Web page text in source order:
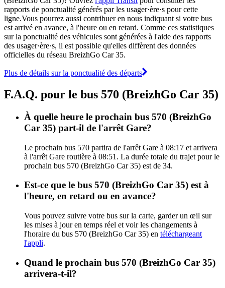
rapports de ponctualité générés par les usager·ère·s pour cette
ligne.Vous pourrez aussi contribuer en nous indiquant si votre bus
est arrivé en avance, à l'heure ou en retard. Comme ces statistiques
sur la ponctualité des véhicules sont générées à l'aide des rapports
des usager·ère·s, il est possible qu'elles diffèrent des données
officielles du réseau BreizhGo Car 35.
Plus de détails sur la ponctualité des départs
F.A.Q. pour le bus 570 (BreizhGo Car 35)
À quelle heure le prochain bus 570 (BreizhGo
Car 35) part-il de l'arrêt Gare?
Le prochain bus 570 partira de l'arrêt Gare à 08:17 et arrivera
à l'arrêt Gare routière à 08:51. La durée totale du trajet pour le
prochain bus 570 (BreizhGo Car 35) est de 34.
Est-ce que le bus 570 (BreizhGo Car 35) est à
l'heure, en retard ou en avance?
Vous pouvez suivre votre bus sur la carte, garder un œil sur
les mises à jour en temps réel et voir les changements à
l'horaire du bus 570 (BreizhGo Car 35) en téléchargeant
l'appli.
Quand le prochain bus 570 (BreizhGo Car 35)
arrivera-t-il?